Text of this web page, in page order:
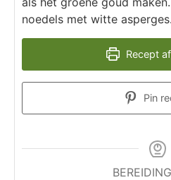
noedels met witte asperges.
Recept
Pin